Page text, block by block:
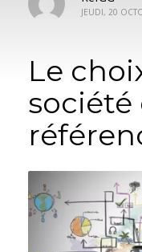
JEUDI, 20
Le
société